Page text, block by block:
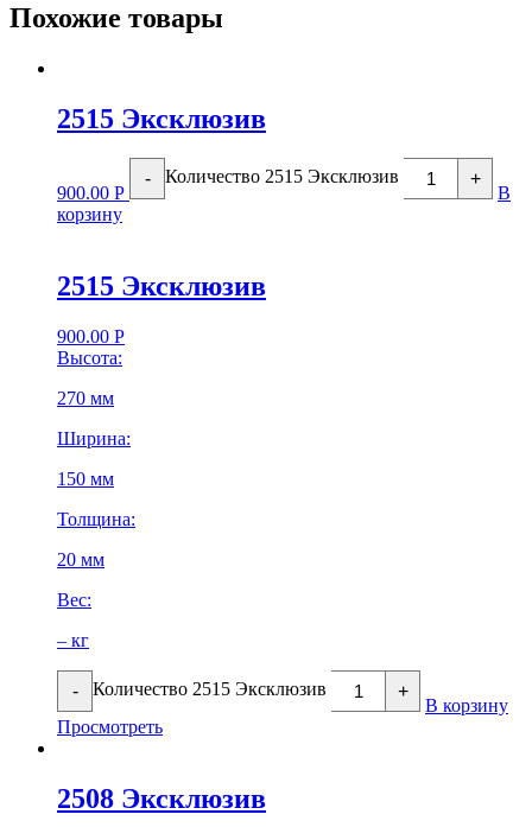
Похожие товары
2515 Эксклюзив
900.00 Р
- Количество 2515 Эксклюзив +
В
корзину
2515 Эксклюзив
900.00 Р
Высота:
270 мм
Ширина:
150 мм
Толщина:
20 мм
Вес:
– кг
- Количество 2515 Эксклюзив +
В корзину
Просмотреть
2508 Эксклюзив